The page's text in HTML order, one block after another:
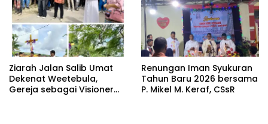
Imam Bersama Para
Tokoh Umat
Ziarah Jalan Salib Umat
Dekenat Weetebula,
Gereja sebagai Visioner
Renungan Iman Syukuran
Tahun Baru 2026 bersama
P. Mikel M. Keraf, CSsR